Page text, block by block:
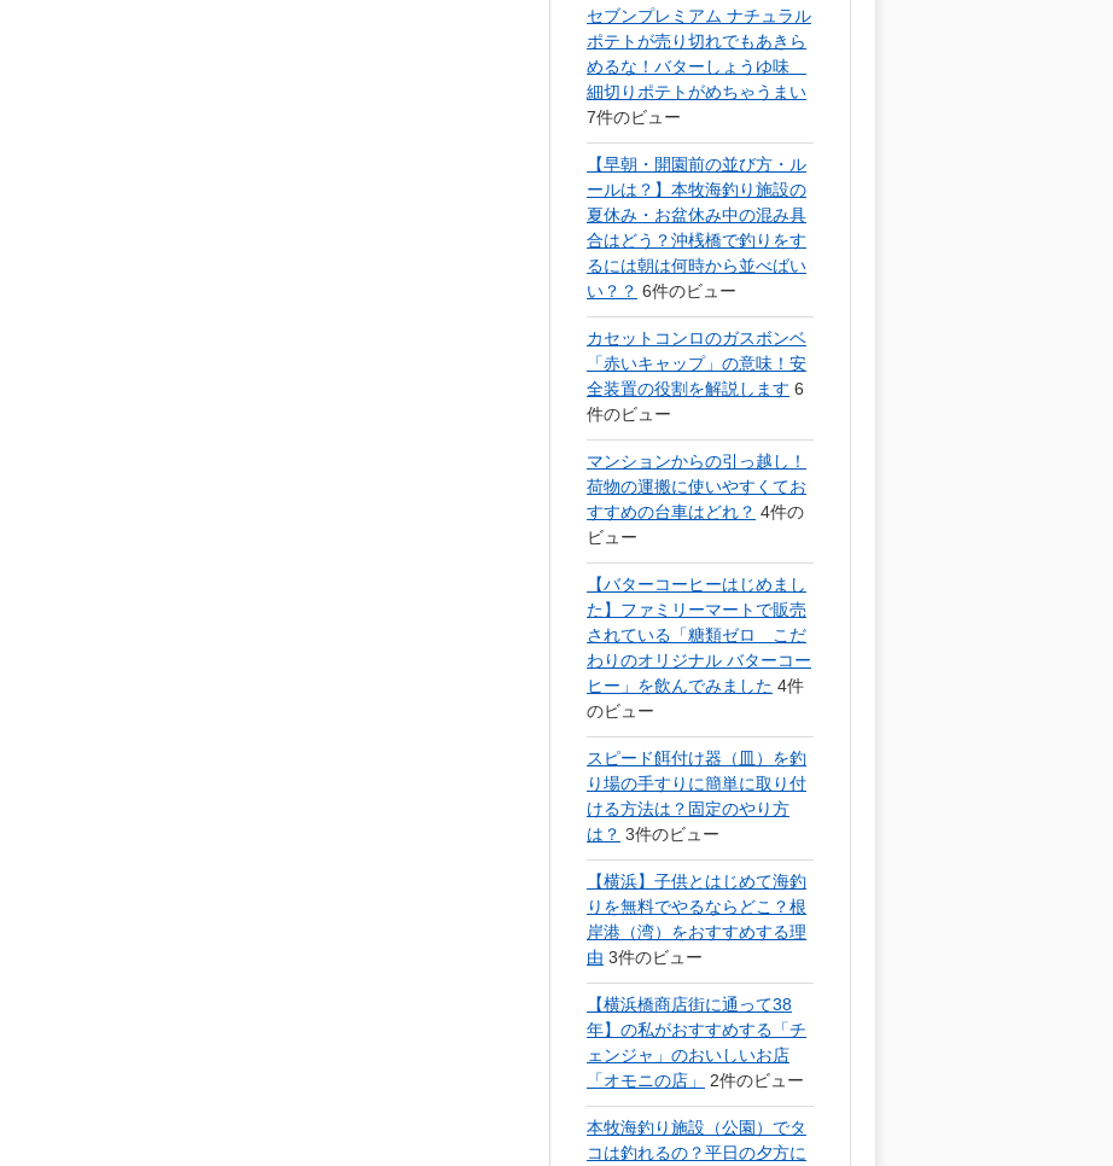
セブンプレミアム ナチュラル
ポテトが売り切れでもあきら
めるな！バターしょうゆ味
細切りポテトがめちゃうまい
7件のビュー
【早朝・開園前の並び方・ル
ールは？】本牧海釣り施設の
夏休み・お盆休み中の混み具
合はどう？沖桟橋で釣りをす
るには朝は何時から並べばい
い？？ 6件のビュー
カセットコンロのガスボンベ
「赤いキャップ」の意味！安
全装置の役割を解説します 6
件のビュー
マンションからの引っ越し！
荷物の運搬に使いやすくてお
すすめの台車はどれ？ 4件の
ビュー
【バターコーヒーはじめまし
た】ファミリーマートで販売
されている「糖類ゼロ こだ
わりのオリジナル バターコー
ヒー」を飲んでみました 4件
のビュー
スピード餌付け器（皿）を釣
り場の手すりに簡単に取り付
ける方法は？固定のやり方
は？ 3件のビュー
【横浜】子供とはじめて海釣
りを無料でやるならどこ？根
岸港（湾）をおすすめする理
由 3件のビュー
【横浜橋商店街に通って38
年】の私がおすすめする「チ
ェンジャ」のおいしいお店
「オモニの店」
2件のビュー
本牧海釣り施設（公園）でタ
コは釣れるの？平日の夕方に